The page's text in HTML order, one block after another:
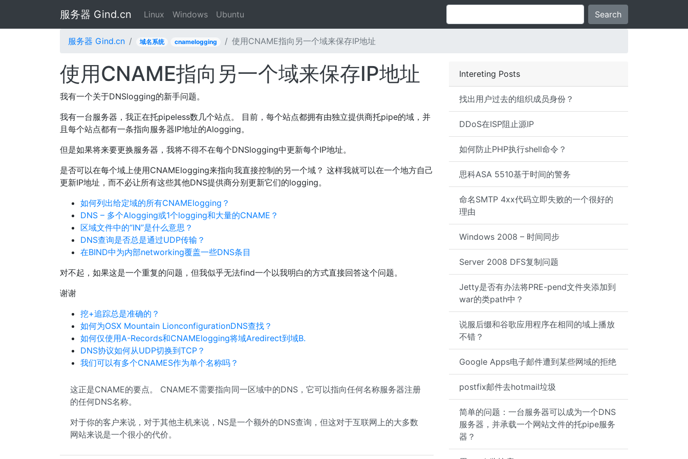
服务器 Gind.cn Linux Windows Ubuntu Search
服务器 Gind.cn 域名系统 cnamelogging 使用CNAME指向另一个域来保存IP地址
Intereting Posts
找出用户过去的组织成员身份？
DDoS在ISP阻止源IP
如何防止PHP执行shell命令？
思科ASA 5510基于时间的警务
命名SMTP 4xx代码立即失败的一个很好的
理由
Windows 2008 – 时间同步
Server 2008 DFS复制问题
Jetty是否有办法将PRE-pend文件夹添加到
war的类path中？
说服后缀和谷歌应用程序在相同的域上播放
不错？
Google Apps电子邮件遭到某些网域的拒绝
postfix邮件去hotmail垃圾
简单的问题：一台服务器可以成为一个DNS
服务器，并承载一个网站文件的托pipe服务
器？
使用CNAME指向另一个域来保存IP地址
我有一个关于DNSlogging的新手问题。
我有一台服务器，我正在托pipeless数几个站点。 目前，每个站点都拥有由独立提供商托pipe的域，并
且每个站点都有一条指向服务器IP地址的Alogging。
但是如果将来要更换服务器，我将不得不在每个DNSlogging中更新每个IP地址。
是否可以在每个域上使用CNAMElogging来指向我直接控制的另一个域？ 这样我就可以在一个地方自己
更新IP地址，而不必让所有这些其他DNS提供商分别更新它们的logging。
如何列出给定域的所有CNAMElogging？
DNS – 多个Alogging或1个logging和大量的CNAME？
区域文件中的“IN”是什么意思？
DNS查询是否总是通过UDP传输？
在BIND中为内部networking覆盖一些DNS条目
对不起，如果这是一个重复的问题，但我似乎无法find一个以我明白的方式直接回答这个问题。
谢谢
挖+追踪总是准确的？
如何为OSX Mountain LionconfigurationDNS查找？
如何仅使用A-Records和CNAMElogging将域Aredirect到域B.
DNS协议如何从UDP切换到TCP？
我们可以有多个CNAMES作为单个名称吗？
这正是CNAME的要点。 CNAME不需要指向同一区域中的DNS，它可以指向任何名称服务器注册
的任何DNS名称。
对于你的客户来说，对于其他主机来说，NS是一个额外的DNS查询，但这对于互联网上的大多数
网站来说是一个很小的代价。